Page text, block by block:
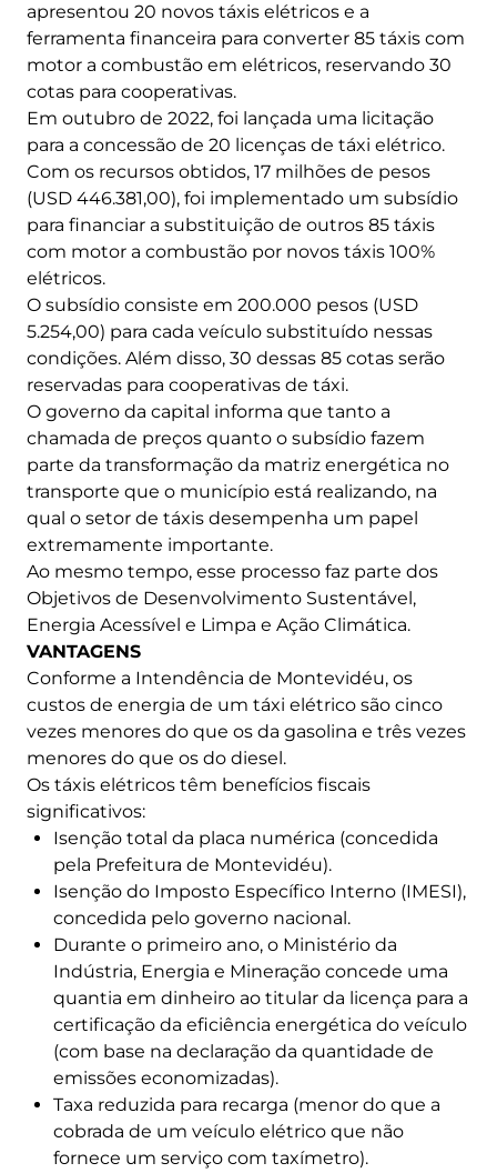
apresentou 20 novos táxis elétricos e a
ferramenta financeira para converter 85 táxis com
motor a combustão em elétricos, reservando 30
cotas para cooperativas.
Em outubro de 2022, foi lançada uma licitação
para a concessão de 20 licenças de táxi elétrico.
Com os recursos obtidos, 17 milhões de pesos
(USD 446.381,00), foi implementado um subsídio
para financiar a substituição de outros 85 táxis
com motor a combustão por novos táxis 100%
elétricos.
O subsídio consiste em 200.000 pesos (USD
5.254,00) para cada veículo substituído nessas
condições. Além disso, 30 dessas 85 cotas serão
reservadas para cooperativas de táxi.
O governo da capital informa que tanto a
chamada de preços quanto o subsídio fazem
parte da transformação da matriz energética no
transporte que o município está realizando, na
qual o setor de táxis desempenha um papel
extremamente importante.
Ao mesmo tempo, esse processo faz parte dos
Objetivos de Desenvolvimento Sustentável,
Energia Acessível e Limpa e Ação Climática.
VANTAGENS
Conforme a Intendência de Montevidéu, os
custos de energia de um táxi elétrico são cinco
vezes menores do que os da gasolina e três vezes
menores do que os do diesel.
Os táxis elétricos têm benefícios fiscais
significativos:
Isenção total da placa numérica (concedida
pela Prefeitura de Montevidéu).
Isenção do Imposto Específico Interno (IMESI),
concedida pelo governo nacional.
Durante o primeiro ano, o Ministério da
Indústria, Energia e Mineração concede uma
quantia em dinheiro ao titular da licença para a
certificação da eficiência energética do veículo
(com base na declaração da quantidade de
emissões economizadas).
Taxa reduzida para recarga (menor do que a
cobrada de um veículo elétrico que não
fornece um serviço com taxímetro).